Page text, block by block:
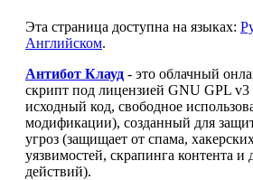
Эта страница доступна на языках:
Английском.
Антибот Клауд - это облачный
скрипт под лицензией GNU GPL
исходный код, свободное
модификации), созданный для
угроз (защищает от спама,
уязвимостей, скрапинга контента
действий).